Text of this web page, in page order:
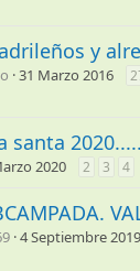
y
31 Marzo 2016
santa
2020 2 3 4
4 Septiembre 2019